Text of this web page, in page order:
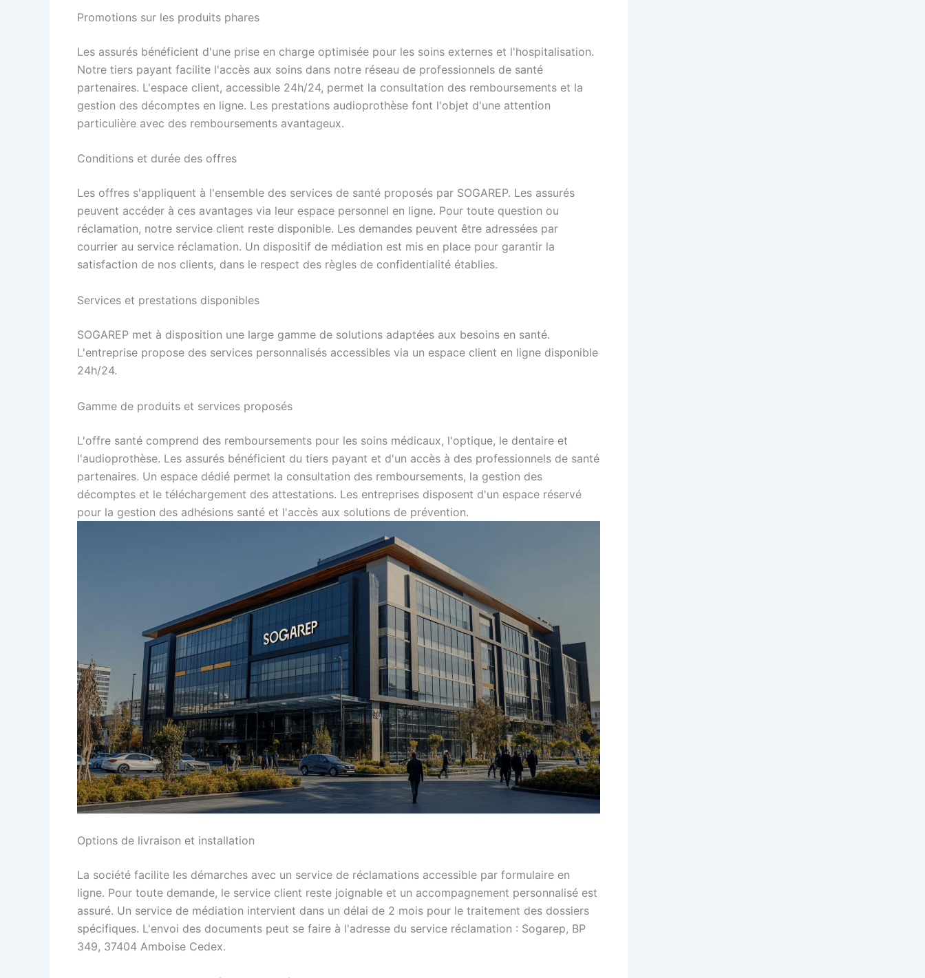
Promotions sur les produits phares
Les assurés bénéficient d'une prise en charge optimisée pour les soins externes et l'hospitalisation.
Notre tiers payant facilite l'accès aux soins dans notre réseau de professionnels de santé
partenaires. L'espace client, accessible 24h/24, permet la consultation des remboursements et la
gestion des décomptes en ligne. Les prestations audioprothèse font l'objet d'une attention
particulière avec des remboursements avantageux.
Conditions et durée des offres
Les offres s'appliquent à l'ensemble des services de santé proposés par SOGAREP. Les assurés
peuvent accéder à ces avantages via leur espace personnel en ligne. Pour toute question ou
réclamation, notre service client reste disponible. Les demandes peuvent être adressées par
courrier au service réclamation. Un dispositif de médiation est mis en place pour garantir la
satisfaction de nos clients, dans le respect des règles de confidentialité établies.
Services et prestations disponibles
SOGAREP met à disposition une large gamme de solutions adaptées aux besoins en santé.
L'entreprise propose des services personnalisés accessibles via un espace client en ligne disponible
24h/24.
Gamme de produits et services proposés
L'offre santé comprend des remboursements pour les soins médicaux, l'optique, le dentaire et
l'audioprothèse. Les assurés bénéficient du tiers payant et d'un accès à des professionnels de santé
partenaires. Un espace dédié permet la consultation des remboursements, la gestion des
décomptes et le téléchargement des attestations. Les entreprises disposent d'un espace réservé
pour la gestion des adhésions santé et l'accès aux solutions de prévention.
Options de livraison et installation
La société facilite les démarches avec un service de réclamations accessible par formulaire en
ligne. Pour toute demande, le service client reste joignable et un accompagnement personnalisé est
assuré. Un service de médiation intervient dans un délai de 2 mois pour le traitement des dossiers
spécifiques. L'envoi des documents peut se faire à l'adresse du service réclamation : Sogarep, BP
349, 37404 Amboise Cedex.